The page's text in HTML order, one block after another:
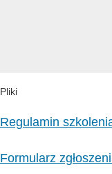
Pliki
Regulamin
Formularz